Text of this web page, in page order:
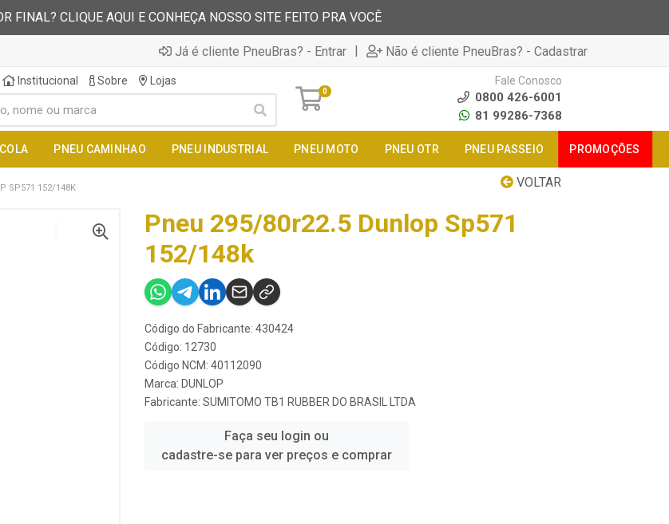
FINAL? CLIQUE AQUI E CONHEÇA NOSSO SITE FEITO PRA VOCÊ
Já é cliente PneuBras? - Entrar | Não é cliente PneuBras? - Cadastrar
Institucional Sobre Lojas
0
Fale Conosco
0800 426-6001
81 99286-7368
PNEU CAMINHAO PNEU INDUSTRIAL PNEU MOTO PNEU OTR PNEU PASSEIO PROMOÇÕES
VOLTAR
SP571 152/148K
Pneu 295/80r22.5 Dunlop Sp571
152/148k
Código do Fabricante: 430424
Código: 12730
Código NCM: 40112090
Marca: DUNLOP
Fabricante: SUMITOMO TB1 RUBBER DO BRASIL LTDA
Faça seu login ou
cadastre-se para ver preços e comprar